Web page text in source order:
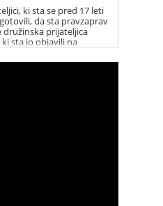
ki sta se pred 17 leti
da sta pravzaprav
prijateljica
sta jo objavili na